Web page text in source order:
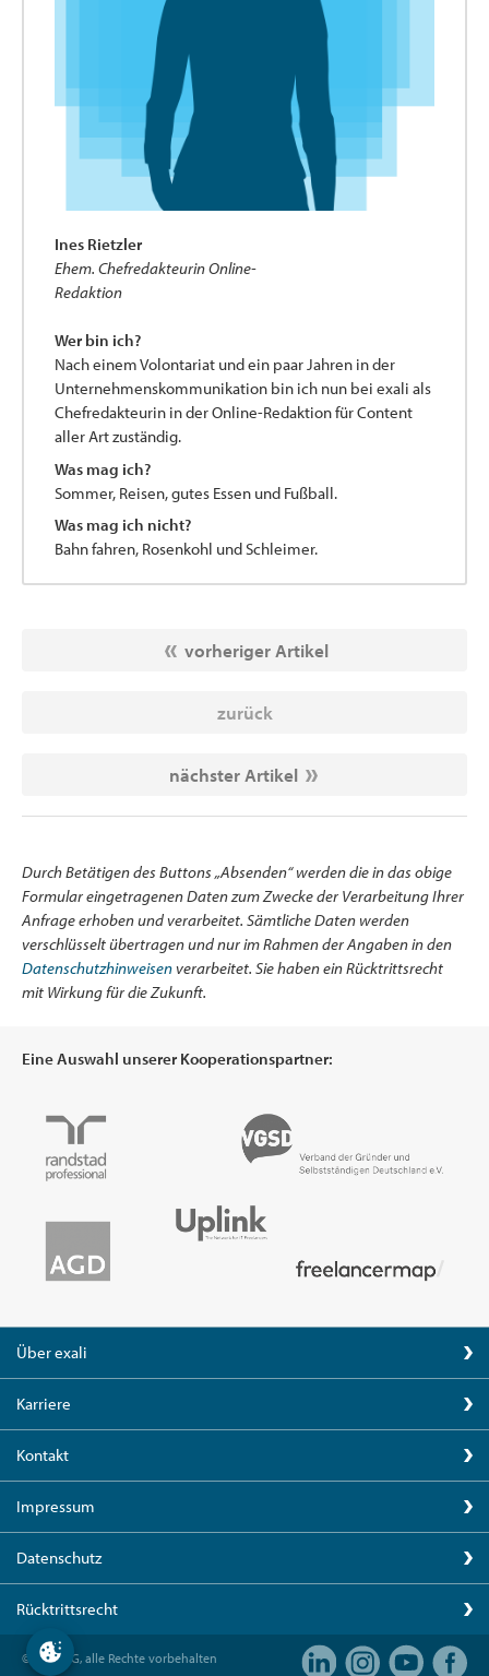
Ines Rietzler
Ehem. Chefredakteurin Online-
Redaktion
Wer bin ich?
Nach einem Volontariat und ein paar Jahren in der
Unternehmenskommunikation bin ich nun bei exali als
Chefredakteurin in der Online-Redaktion für Content
aller Art zuständig.
Was mag ich?
Sommer, Reisen, gutes Essen und Fußball.
Was mag ich nicht?
Bahn fahren, Rosenkohl und Schleimer.
vorheriger Artikel
zurück
nächster Artikel
Durch Betätigen des Buttons „Absenden“ werden die in das obige
Formular eingetragenen Daten zum Zwecke der Verarbeitung Ihrer
Anfrage erhoben und verarbeitet. Sämtliche Daten werden
verschlüsselt übertragen und nur im Rahmen der Angaben in den
Datenschutzhinweisenverarbeitet. Sie haben ein Rücktrittsrecht
mit Wirkung für die Zukunft.
Eine Auswahl unserer Kooperationspartner:
Über exali
Karriere
Kontakt
Impressum
Datenschutz
Rücktrittsrecht
© exali AG, alle Rechte vorbehalten